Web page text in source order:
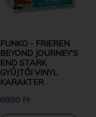
FUNKO - FRIEREN
BEYOND JOURNEY'S
END STARK
GYŰJTŐI VINYL
KARAKTER
6890 Ft